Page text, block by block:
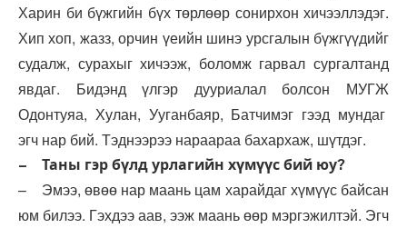
Харин би бүжгийн бүх төрлөөр сонирхон хичээллэдэг.
Хип хоп, жазз, орчин үеийн шинэ урсгалын бүжгүүдийг
судалж, сурахыг хичээж, боломж гарвал сургалтанд
явдаг. Бидэнд үлгэр дууриалал болсон МУГЖ
Одонтуяа, Хулан, Ууганбаяр, Батчимэг гээд мундаг
эгч нар бий. Тэднээрээ нараараа бахархаж, шүтдэг.
– Таны гэр бүлд урлагийн хүмүүс бий юу?
– Эмээ, өвөө нар маань цам харайдаг хүмүүс байсан
юм билээ. Гэхдээ аав, ээж маань өөр мэргэжилтэй. Эгч